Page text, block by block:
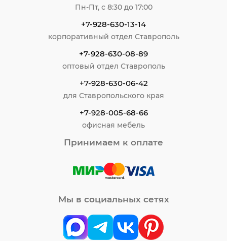
Пн-Пт, с 8:30 до 17:00
+7-928-630-13-14
корпоративный отдел Ставрополь
+7-928-630-08-89
оптовый отдел Ставрополь
+7-928-630-06-42
для Ставропольского края
+7-928-005-68-66
офисная мебель
Принимаем к оплате
Мы в социальных сетях